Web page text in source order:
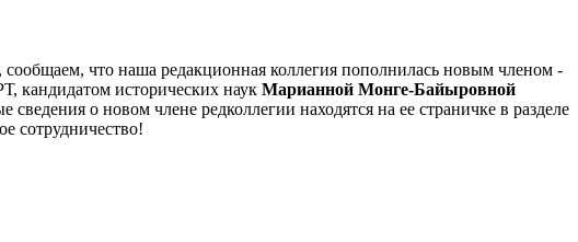
что наша редакционная коллегия пополнилась новым членом -
кандидатом исторических наук Марианной Монге-Байыровной
о новом члене редколлегии находятся на ее страничке в разделе
сотрудничество!